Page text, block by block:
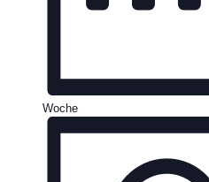
Woche